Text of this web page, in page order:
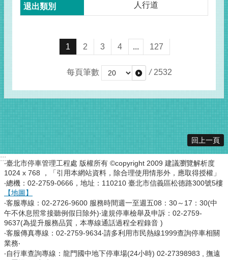
人行道
1 2 3 4 ... 127
每頁筆數 / 2532
回上一頁
:::
‧臺北市停車管理工程處 版權所有 ©copyright 2009 建議瀏覽解析度
1024 x 768 ，「引用本網站資料，除合理使用情形外，應取得授權」
‧總機：02-2759-0666，地址：110210 臺北市信義區松德路300號5樓
【地圖】
‧客服專線：02-2726-9600 服務時間週一至週五08：30～17：30(中
午不休息照常接聽例假日除外)‧違規停車檢舉及申訴：02-2759-
9637(為提升服務品質，本專線通話過程全程錄音 )
‧客服傳真專線：02-2759-9634‧請多利用市民熱線1999查詢停車相關
業務‧
‧自行車查詢專線：龍門國中地下停車場(24小時) 02-27398983 , 撫遠